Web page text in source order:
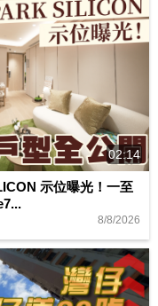
02:14
示位曝光！一至
8/8/2026